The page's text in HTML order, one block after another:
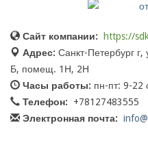
Сайт компании:
https://
Адрес: Санкт-Петербург
Б, помещ. 1Н, 2Н
Часы работы: пн-пт: 9-22
Телефон:
+78127483555
Электронная почта: